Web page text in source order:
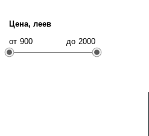
Цена, леев
от
до